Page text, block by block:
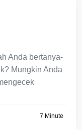
Anda bertanya-
Mungkin Anda
7 Minute